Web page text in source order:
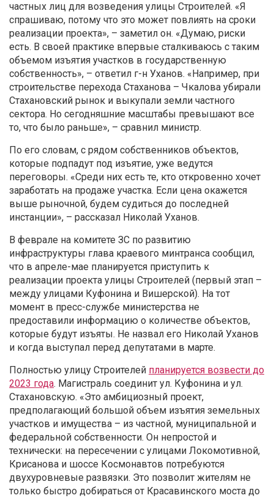
частных лиц для возведения улицы Строителей. «Я
спрашиваю, потому что это может повлиять на сроки
реализации проекта», – заметил он. «Думаю, риски
есть. В своей практике впервые сталкиваюсь с таким
объемом изъятия участков в государственную
собственность», – ответил г-н Уханов. «Например, при
строительстве перехода Стаханова – Чкалова убирали
Стахановский рынок и выкупали земли частного
сектора. Но сегодняшние масштабы превышают все
то, что было раньше», – сравнил министр.
По его словам, с рядом собственников объектов,
которые подпадут под изъятие, уже ведутся
переговоры. «Среди них есть те, кто откровенно хочет
заработать на продаже участка. Если цена окажется
выше рыночной, будем судиться до последней
инстанции», – рассказал Николай Уханов.
В феврале на комитете ЗС по развитию
инфраструктуры глава краевого минтранса сообщил,
что в апреле-мае планируется приступить к
реализации проекта улицы Строителей (первый этап –
между улицами Куфонина и Вишерской). На тот
момент в пресс-службе министерства не
предоставили информацию о количестве объектов,
которые будут изъяты. Не назвал его Николай Уханов
и когда выступал перед депутатами в марте.
Полностью улицу Строителей планируется возвести до
2023 года. Магистраль соединит ул. Куфонина и ул.
Стахановскую. «Это амбициозный проект,
предполагающий большой объем изъятия земельных
участков и имущества – из частной, муниципальной и
федеральной собственности. Он непростой и
технически: на пересечении с улицами Локомотивной,
Крисанова и шоссе Космонавтов потребуются
двухуровневые развязки. Это позволит жителям не
только быстро добираться от Красавинского моста до